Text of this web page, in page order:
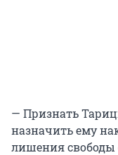
— Признать
назначить ему
лишения